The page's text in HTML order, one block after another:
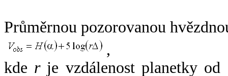
Průměrnou pozorovanou
,
kde rje vzdálenost planetky od